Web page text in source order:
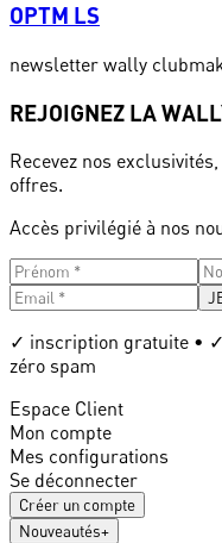
OPTM LS
newsletter wally
REJOIGNEZ LA
Recevez nos
offres.
Accès privilégié à nos
✓ inscription gratuite •
zéro spam
Espace Client
Mon compte
Mes configurations
Se déconnecter
Créer un compte
Nouveautés+